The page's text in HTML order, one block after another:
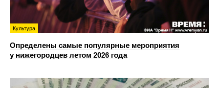
Культура
Определены самые популярные мероприятия
у нижегородцев летом 2026 года